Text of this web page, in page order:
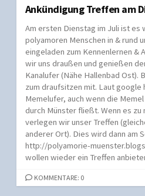
Ankündigung Treffen am
Am ersten Dienstag im Juli ist es
polyamoren Menschen in & rund
eingeladen zum Kennenlernen &
wir uns draußen und genießen
Kanalufer (Nähe Hallenbad Ost).
zum draufsitzen mit. Laut
Memelufer, auch wenn die
durch Münster fließt. Wenn es zu
verlegen wir unser Treffen
anderer Ort). Dies wird dann am
http://polyamorie-
wollen wieder ein Treffen
KOMMENTARE: 0